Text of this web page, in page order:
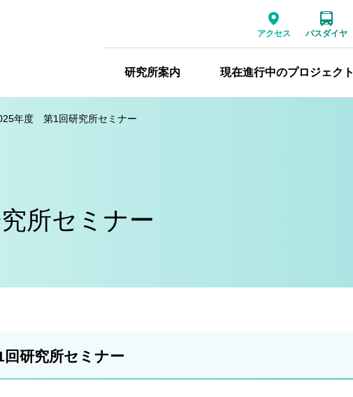
アクセス バスダイヤ
研究所案内 現在進行中のプロジェクト
年度 第1回研究所セミナー
所セミナー
回研究所セミナー